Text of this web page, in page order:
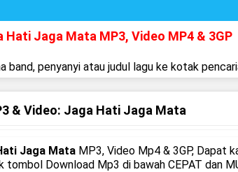
Hati Jaga Mata MP3, Video MP4 & 3GP
band, penyanyi atau judul lagu ke kotak
& Video: Jaga Hati Jaga Mata
Jaga Mata MP3, Video Mp4 & 3GP, Dapat
tombol Download Mp3 di bawah CEPAT dan